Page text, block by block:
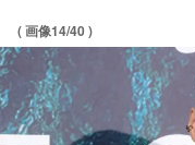
( 画像14/40 )